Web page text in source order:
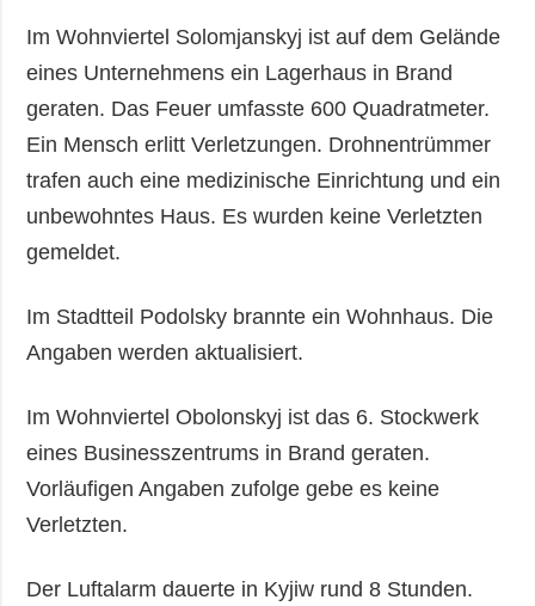
Im Wohnviertel Solomjanskyj ist auf dem Gelände
eines Unternehmens ein Lagerhaus in Brand
geraten. Das Feuer umfasste 600 Quadratmeter.
Ein Mensch erlitt Verletzungen. Drohnentrümmer
trafen auch eine medizinische Einrichtung und ein
unbewohntes Haus. Es wurden keine Verletzten
gemeldet.
Im Stadtteil Podolsky brannte ein Wohnhaus. Die
Angaben werden aktualisiert.
Im Wohnviertel Obolonskyj ist das 6. Stockwerk
eines Businesszentrums in Brand geraten.
Vorläufigen Angaben zufolge gebe es keine
Verletzten.
Der Luftalarm dauerte in Kyjiw rund 8 Stunden.